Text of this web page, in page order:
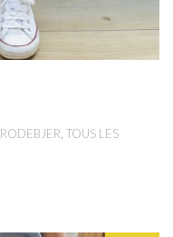
RODEBJER, TOUS LES